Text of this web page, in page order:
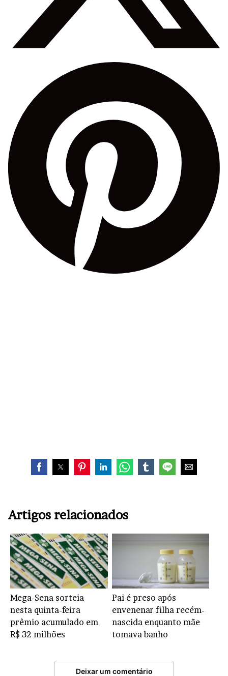
Artigos relacionados
Mega-Sena sorteia
nesta quinta-feira
prêmio acumulado em
R$ 32 milhões
Pai é preso após
envenenar filha recém-
nascida enquanto mãe
tomava banho
Deixar um comentário